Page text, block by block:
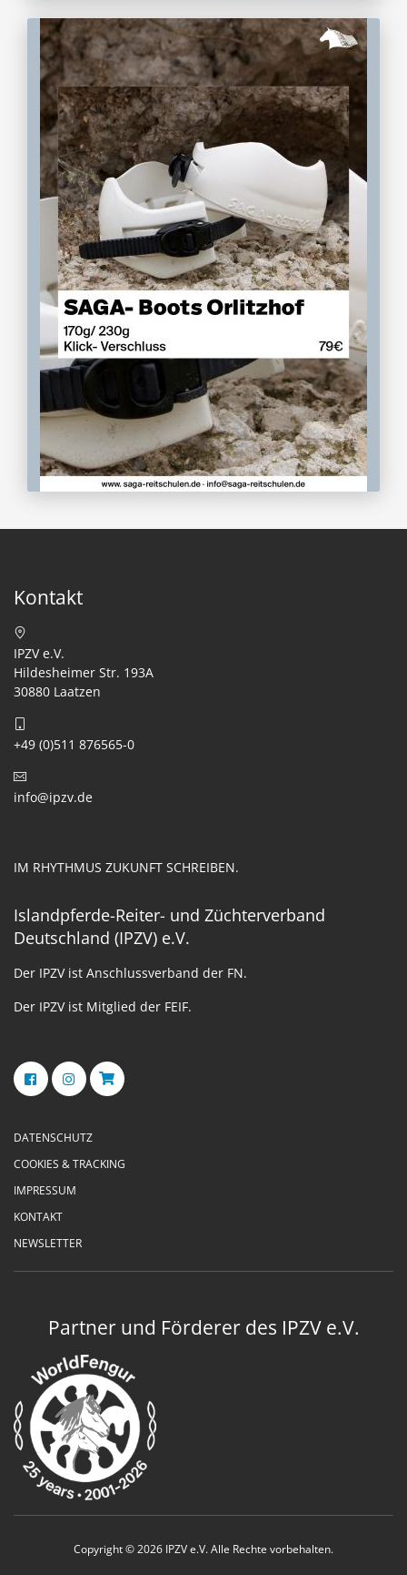
Kontakt
IPZV e.V.
Hildesheimer Str. 193A
30880 Laatzen
+49 (0)511 876565-0
info@ipzv.de
IM RHYTHMUS ZUKUNFT SCHREIBEN.
Islandpferde-Reiter- und Züchterverband
Deutschland (IPZV) e.V.
Der IPZV ist Anschlussverband der FN.
Der IPZV ist Mitglied der FEIF.
DATENSCHUTZ
COOKIES & TRACKING
IMPRESSUM
KONTAKT
NEWSLETTER
Partner und Förderer des IPZV e.V.
Copyright © 2026 IPZV e.V. Alle Rechte vorbehalten.